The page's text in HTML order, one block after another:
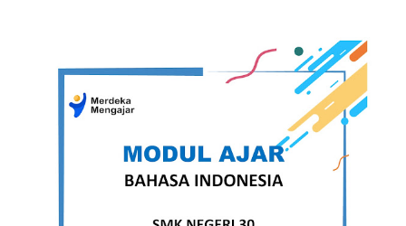
jelas dibawah ini template sertifikat yang kami maksud :
Download Template Sertifikat Word Free Dibawah ini
koleksi template sertifikat docx (word) Template Sertifikat
Word Free Versi 1 DOWNLOAD Template Sertifikat Word
Free Versi 2 DOWNLOAD Template Sertifikat Word Free
Versi 3 DOWNLOAD Template Sertifikat Word Free Versi 4
DOWNLOAD Template Sertifikat Word Free Versi 5
DOWNLOAD Template Sertifikat ...